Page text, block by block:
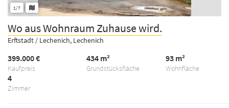
1/7
Wo aus Wohnraum Zuhause wird.
Erftstadt / Lechenich, Lechenich
Kaufpreis
399.000 €
Grundstücksfläche
434 m²
Wohnfläche
93 m²
Zimmer
4